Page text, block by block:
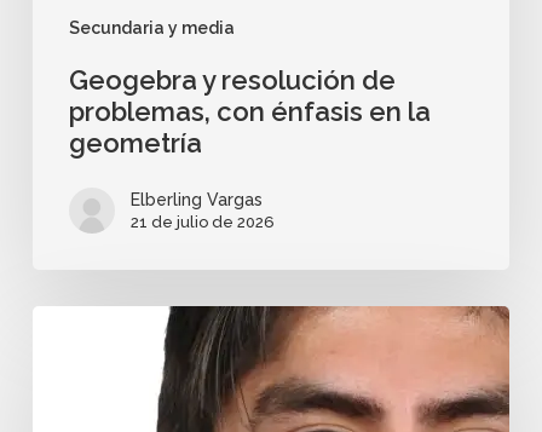
Secundaria y media
Geogebra y resolución de
problemas, con énfasis en la
geometría
Elberling Vargas
21 de julio de 2026